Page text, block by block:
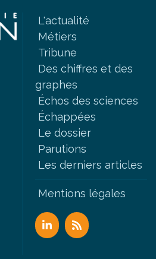
L'actualité
Métiers
Tribune
Des chiffres et des
graphes
Échos des sciences
Échappées
Le dossier
Parutions
Les derniers articles
Mentions légales